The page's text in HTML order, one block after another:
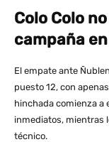
Colo Colo
campaña
El empate ante
puesto 12, con
hinchada comienza a
inmediatos, mientras
técnico.